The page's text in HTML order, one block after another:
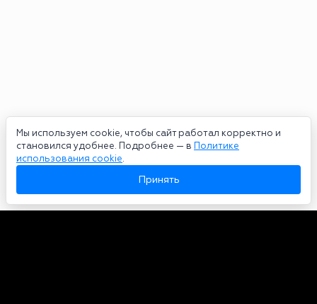
Мы используем cookie, чтобы сайт работал корректно и
становился удобнее. Подробнее — в Политике
использования cookie.
Принять